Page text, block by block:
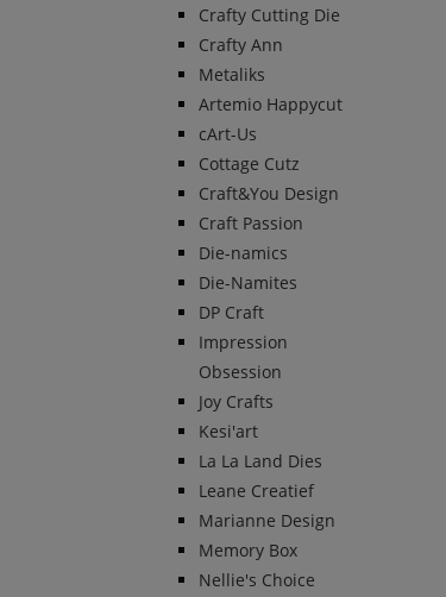
Crafty Cutting Die
Crafty Ann
Metaliks
Artemio Happycut
cArt-Us
Cottage Cutz
Craft&You Design
Craft Passion
Die-namics
Die-Namites
DP Craft
Impression
Obsession
Joy Crafts
Kesi'art
La La Land Dies
Leane Creatief
Marianne Design
Memory Box
Nellie's Choice